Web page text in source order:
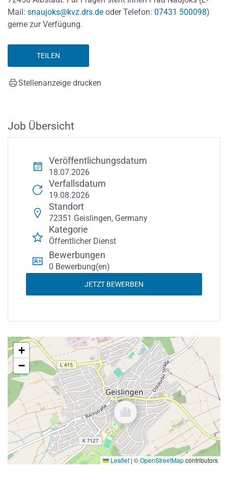
Mail: snaujoks@kvz.drs.de oder Telefon: 07431 500098)
gerne zur Verfügung.
TEILEN
Stellenanzeige drucken
Job Übersicht
Veröffentlichungsdatum
18.07.2026
Verfallsdatum
19.08.2026
Standort
72351 Geislingen, Germany
Kategorie
Öffentlicher Dienst
Bewerbungen
0 Bewerbung(en)
JETZT BEWERBEN
+
−
Leaflet | ©OpenStreetMapcontributors